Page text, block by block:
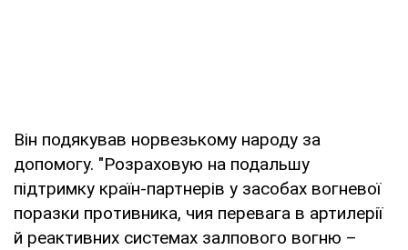
Він подякував норвезькому народу за
допомогу. "Розраховую на подальшу
підтримку країн-партнерів у засобах вогневої
поразки противника, чия перевага в артилерії
й реактивних системах залпового вогню –